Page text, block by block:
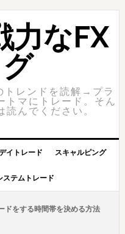
力なFX
トレンドを読解→プラ
トマにトレード。そん
んでください。
イトレード スキャルピング
ステムトレード
ドをする時間帯を決める方法